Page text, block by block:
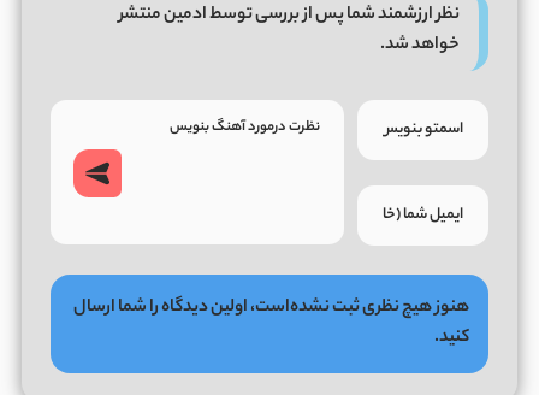
نظر ارزشمند شما پس از بررسی توسط ادمین منتشر
خواهد شد.
هنوز هیچ نظری ثبت نشده‌است، اولین دیدگاه را شما ارسال
کنید.